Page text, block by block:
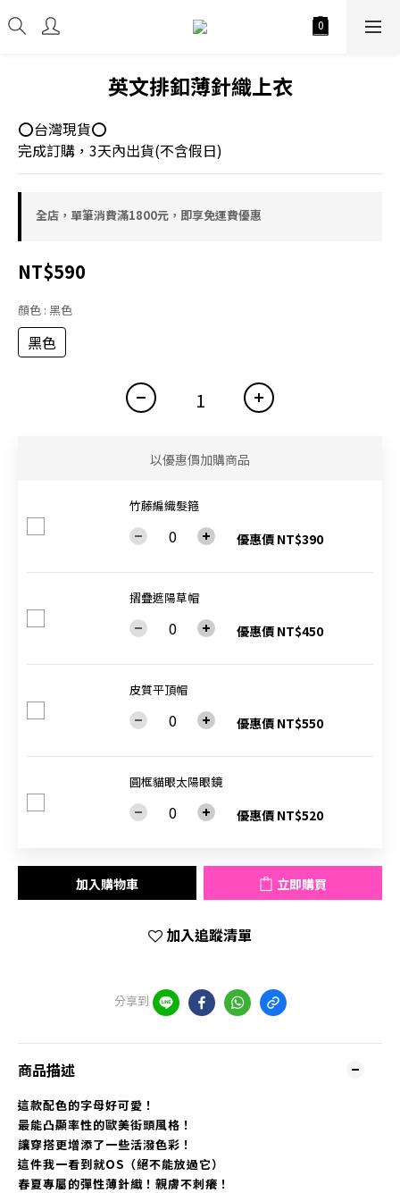
英文排釦薄針織上衣
⭕台灣現貨⭕
完成訂購，3天內出貨(不含假日)
全店，單筆消費滿1800元，即享免運費優惠
NT$590
顏色 : 黑色
黑色
以優惠價加購商品
竹藤編織髮箍
優惠價 NT$390
摺疊遮陽草帽
優惠價 NT$450
皮質平頂帽
優惠價 NT$550
圓框貓眼太陽眼鏡
優惠價 NT$520
加入購物車 立即購買
加入追蹤清單
分享到
商品描述
這款配色的字母好可愛！
最能凸顯率性的歐美街頭風格！
讓穿搭更增添了一些活潑色彩！
這件我一看到就OS（絕不能放過它）
春夏專屬的彈性薄針織！親膚不刺癢！